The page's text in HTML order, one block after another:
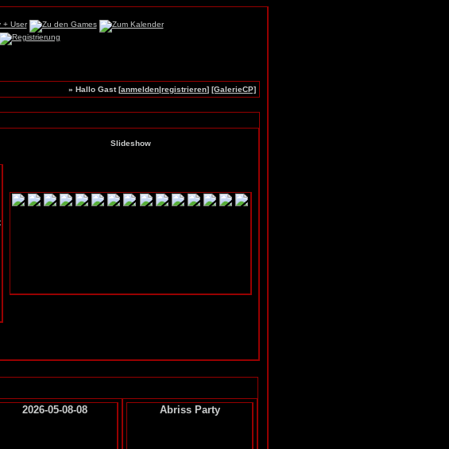
» Hallo Gast [anmelden|registrieren] [GalerieCP]
Slideshow
2026-05-08-08 Abriss Party